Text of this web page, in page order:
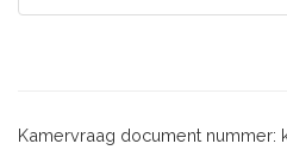
Kamervraag document nummer: